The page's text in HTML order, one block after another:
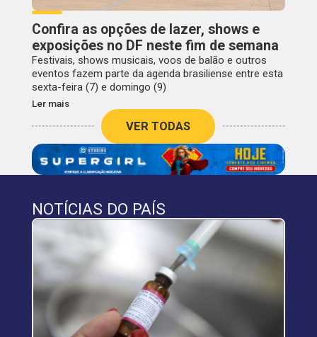
Confira as opções de lazer, shows e
exposições no DF neste fim de semana
Festivais, shows musicais, voos de balão e outros
eventos fazem parte da agenda brasiliense entre esta
sexta-feira (7) e domingo (9)
Ler mais
VER TODAS
NOTÍCIAS DO PAÍS